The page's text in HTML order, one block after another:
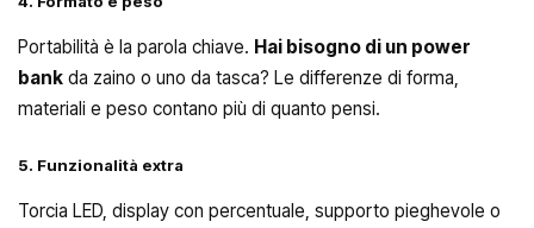
Portabilità è la parola chiave. Hai bisogno di un power
bank da zaino o uno da tasca? Le differenze di forma,
materiali e peso contano più di quanto pensi.
5. Funzionalità extra
Torcia LED, display con percentuale, supporto pieghevole o